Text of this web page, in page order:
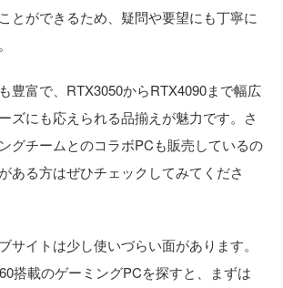
とができるため、疑問や要望にも丁寧に
豊富で、RTX3050からRTX4090まで幅広
ズにも応えられる品揃えが魅力です。さ
グチームとのコラボPCも販売しているの
ある方はぜひチェックしてみてくださ
サイトは少し使いづらい面があります。
搭載のゲーミングPCを探すと、まずは